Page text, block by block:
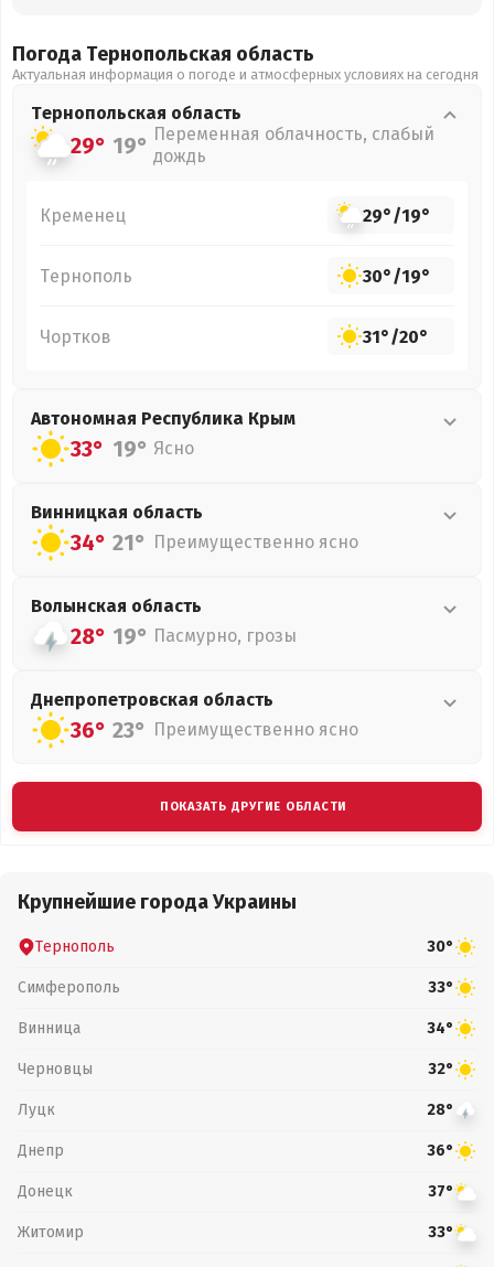
Погода Тернопольская область
Актуальная информация о погоде и атмосферных условиях на сегодня
Тернопольская область
29° 19° Переменная облачность, слабый
дождь
Кременец 29°/19°
Тернополь 30°/19°
Чортков 31°/20°
Автономная Республика Крым
33° 19° Ясно
Винницкая область
34° 21° Преимущественно ясно
Волынская область
28° 19° Пасмурно, грозы
Днепропетровская область
36° 23° Преимущественно ясно
ПОКАЗАТЬ ДРУГИЕ ОБЛАСТИ
Крупнейшие города Украины
Тернополь 30°
Симферополь 33°
Винница 34°
Черновцы 32°
Луцк 28°
Днепр 36°
Донецк 37°
Житомир 33°